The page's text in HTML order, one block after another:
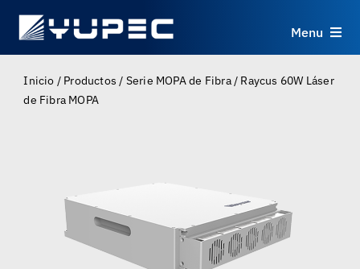
Menu
Productos
Recursos
Inicio / Productos / Serie MOPA de Fibra/ Raycus 60W Láser
de Fibra MOPA